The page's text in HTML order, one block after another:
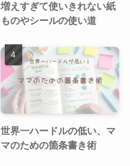
増えすぎて使いきれない紙
ものやシールの使い道
世界一ハードルの低い、マ
マのための箇条書き術